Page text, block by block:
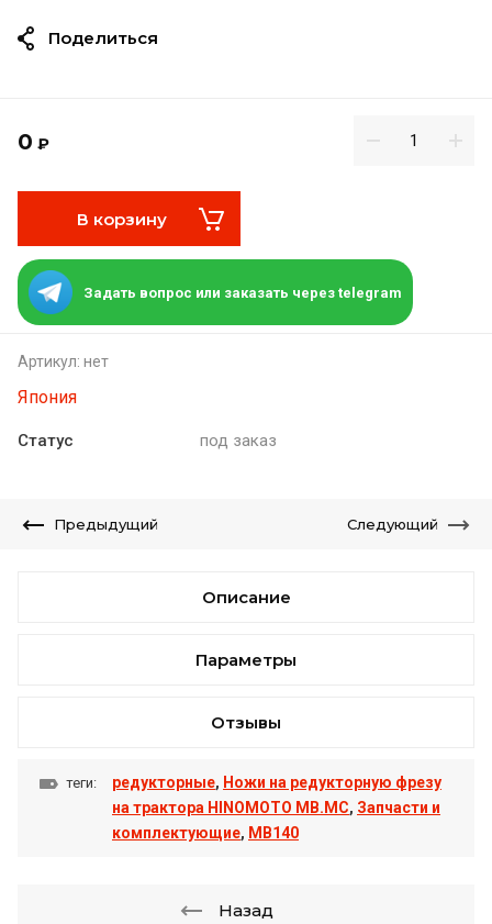
0 ₽
В корзину
Задать вопрос или заказать через telegram
Артикул: нет
Япония
Статус под заказ
Поделиться
Предыдущий Следующий
Описание
Параметры
Отзывы
теги: редукторные, Ножи на редукторную фрезу
на трактора HINOMOTO MB.MC, Запчасти и
комплектующие, MB140
Назад